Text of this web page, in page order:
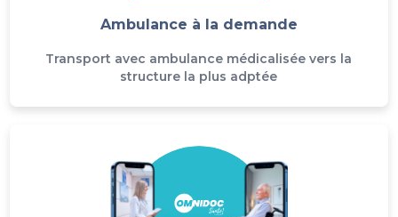
Ambulance à la demande
Transport avec ambulance médicalisée vers la
structure la plus adptée